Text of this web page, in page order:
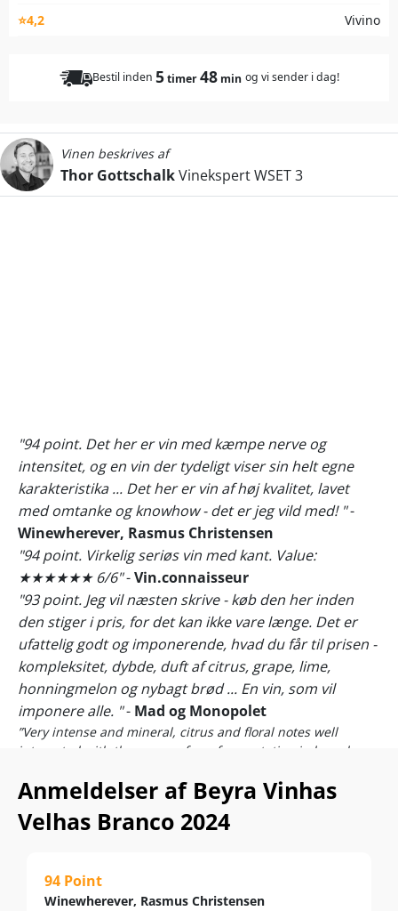
⭐4,2
Vivino
Bestil inden 5timer48 min og vi sender i dag!
Vinen beskrives af
Thor GottschalkVinekspert WSET 3
"94 point. Det her er vin med kæmpe nerve og
intensitet, og en vin der tydeligt viser sin helt egne
karakteristika ... Det her er vin af høj kvalitet, lavet
med omtanke og knowhow - det er jeg vild med! "-
Winewherever, Rasmus Christensen
"94 point. Virkelig seriøs vin med kant. Value:
★★★★★★ 6/6"-Vin.connaisseur
"93 point. Jeg vil næsten skrive - køb den her inden
den stiger i pris, for det kan ikke vare længe. Det er
ufattelig godt og imponerende, hvad du får til prisen -
kompleksitet, dybde, duft af citrus, grape, lime,
honningmelon og nybagt brød ... En vin, som vil
imponere alle. "- Mad og Monopolet
”Very intense and mineral, citrus and floral notes well
integrated with the aromas from fermentation in barrels
creamy and fat with a very fresh and long finish.”– Beyras
winemaker, Rui Roboredo Madeira
portugisiske højland.
Et suverænt ”Best Buy” fra tudsegamle vinstokke, der er
Anmeldelser af Beyra Vinhas
Velhas Branco 2024
94 Point
Winewherever, Rasmus Christensen